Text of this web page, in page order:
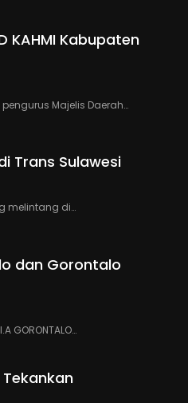
KAHMI Kabupaten
pengurus Majelis Daerah…
Trans Sulawesi
melintang di…
dan Gorontalo
GORONTALO…